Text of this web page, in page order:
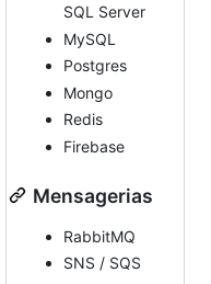
SQL Server
MySQL
Postgres
Mongo
Redis
Firebase
Mensagerias
RabbitMQ
SNS / SQS